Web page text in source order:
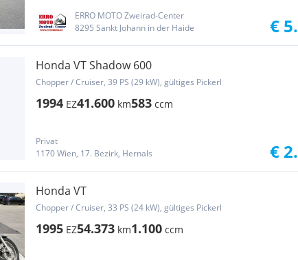
ERRO MOTO Zweirad-Center
8295 Sankt Johann in der Haide
€
Honda VT Shadow 600
Chopper / Cruiser, 39 PS (29 kW), gültiges Pickerl
1994 EZ41.600 km583 ccm
Privat
1170 Wien, 17. Bezirk, Hernals
€
Honda VT
Chopper / Cruiser, 33 PS (24 kW), gültiges Pickerl
1995 EZ54.373 km1.100 ccm